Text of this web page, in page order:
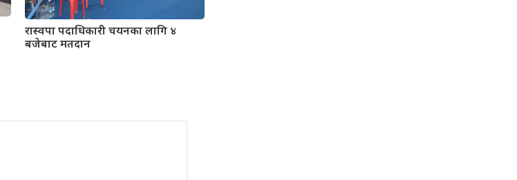
रास्वपा पदाधिकारी चयनका लागि ४
बजेबाट मतदान